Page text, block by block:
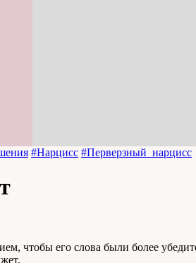
#Нарцисс #Перверзный_нарцисс
чтобы его слова были более